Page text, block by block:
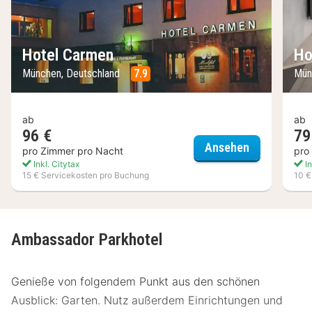
Hotel Carmen
München, Deutschland 7.9
ab
96 €
pro Zimmer pro Nacht
Inkl. Citytax
15 € Servicekosten pro Buchung
Ansehen Hotel
ab
pro
10
Ambassador Parkhotel
Genieße von folgendem Punkt aus den schönen
Ausblick: Garten. Nutz außerdem Einrichtungen und